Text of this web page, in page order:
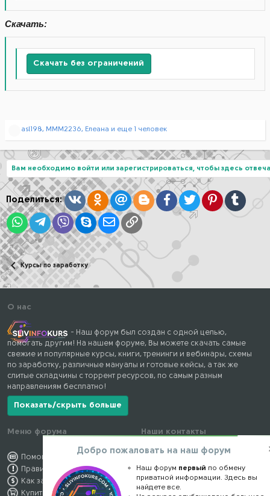
Скачать:
Скачать без ограничений
Р
ц
и
и
:
asl198, МММ2236, Елеана и еще 1 человек
Вам необходимо войти или зарегистрироваться, чтобы здесь
Поделиться: ВконтактеОдноклассники
Mail.ruBloggerFacebook
TwitterPinterestTumblr
WhatsAppTelegram
ViberSkypeЭлектронная почта
Ссылка
Курсы по заработку
О нас
- Наш форум был создан с одной целью,
помогать другим! На нашем форуме, Вы можете скачать самые
свежие и популярные курсы, книги, тренинги и вебинары, схемы
по заработку, различные мануалы и готовые кейсы, а так же
слитые складчины с торрент ресурсов, по самым разным
направлениям бесплатно!
Показать/скрыть больше
Меню форума
Помощь по форуму
Правила форума
Как заработать
Купить премиум
Наши контакты
kursstore@mail.ru
Обратная связь
Конфиденциальность
Правообладателям
Добро пожаловать на наш форум
Наш форум первый по обмену
приватной информации. Здесь вы
найдете все.